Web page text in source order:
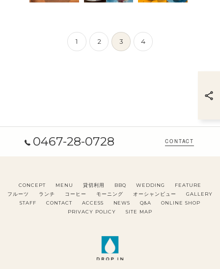
1 2 3 4
0467-28-0728 CONTACT
CONCEPT MENU 貸切利用 BBQ WEDDING
FEATURE
フルーツ
ランチ コーヒー モーニング オーシャンビュー
GALLERY
STAFF
CONTACT ACCESS NEWS Q&A
ONLINE SHOP
PRIVACY POLICY
SITE MAP